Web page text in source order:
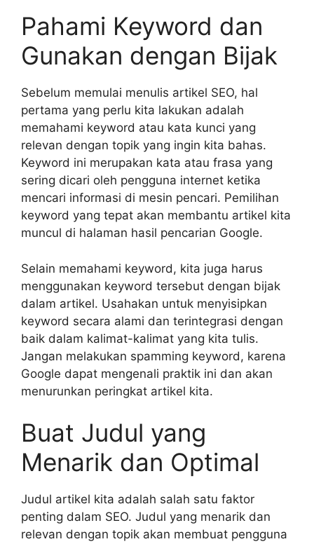
Pahami Keyword dan
Gunakan dengan Bijak
Sebelum memulai menulis artikel SEO, hal
pertama yang perlu kita lakukan adalah
memahami keyword atau kata kunci yang
relevan dengan topik yang ingin kita bahas.
Keyword ini merupakan kata atau frasa yang
sering dicari oleh pengguna internet ketika
mencari informasi di mesin pencari. Pemilihan
keyword yang tepat akan membantu artikel kita
muncul di halaman hasil pencarian Google.
Selain memahami keyword, kita juga harus
menggunakan keyword tersebut dengan bijak
dalam artikel. Usahakan untuk menyisipkan
keyword secara alami dan terintegrasi dengan
baik dalam kalimat-kalimat yang kita tulis.
Jangan melakukan spamming keyword, karena
Google dapat mengenali praktik ini dan akan
menurunkan peringkat artikel kita.
Buat Judul yang
Menarik dan Optimal
Judul artikel kita adalah salah satu faktor
penting dalam SEO. Judul yang menarik dan
relevan dengan topik akan membuat pengguna